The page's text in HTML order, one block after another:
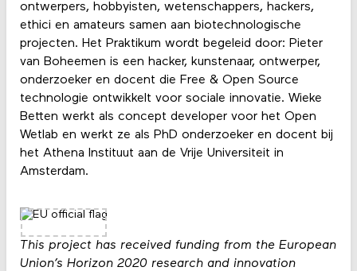
ontwerpers, hobbyisten, wetenschappers, hackers,
ethici en amateurs samen aan biotechnologische
projecten. Het Praktikum wordt begeleid door: Pieter
van Boheemen is een hacker, kunstenaar, ontwerper,
onderzoeker en docent die Free & Open Source
technologie ontwikkelt voor sociale innovatie. Wieke
Betten werkt als concept developer voor het Open
Wetlab en werkt ze als PhD onderzoeker en docent bij
het Athena Instituut aan de Vrije Universiteit in
Amsterdam.
This project has received funding from the European
Union’s Horizon 2020 research and innovation